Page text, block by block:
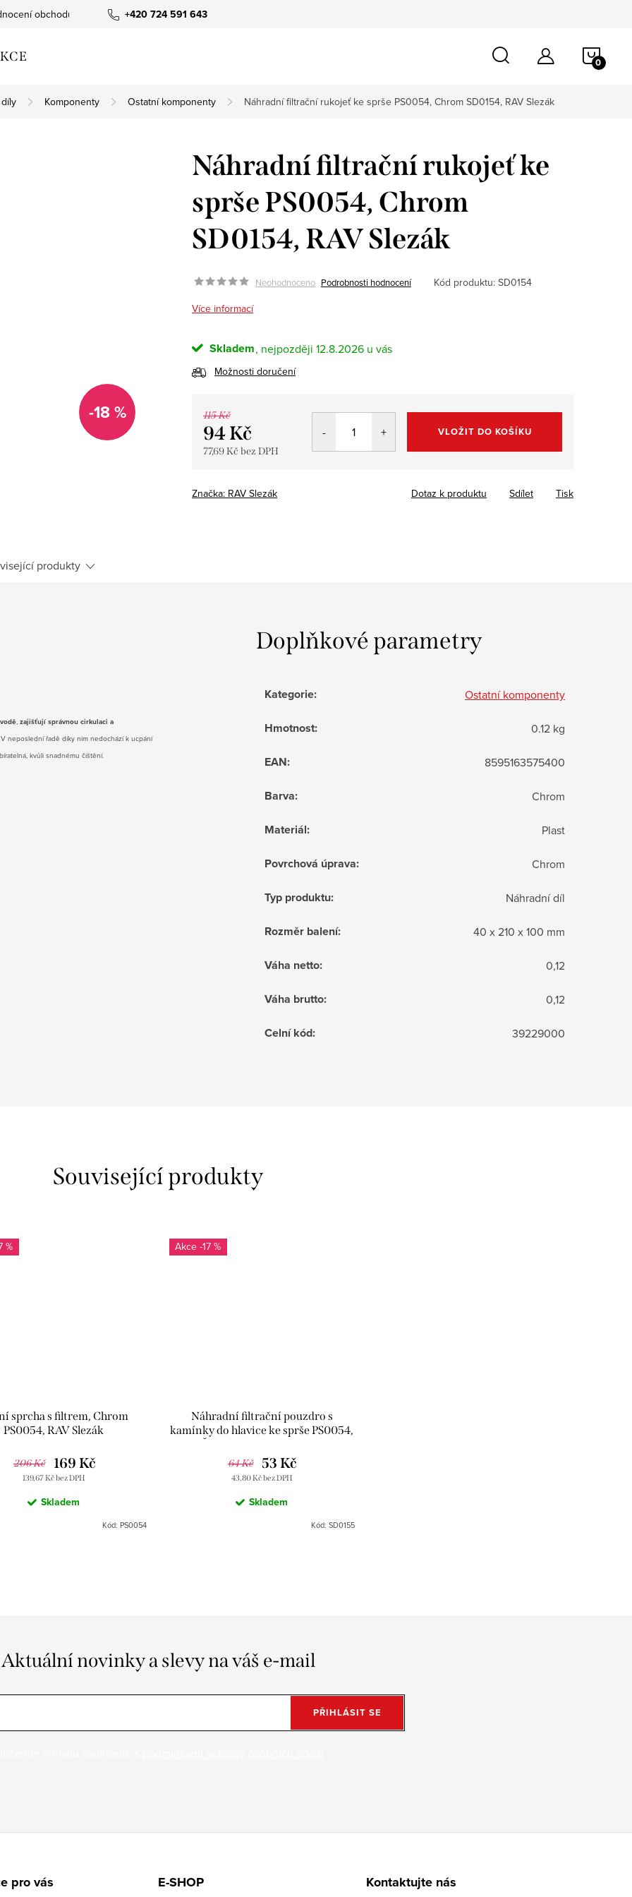
+420 724 591 643
obchodu
Komponenty Ostatní komponenty Náhradní filtrační rukojeť ke sprše PS0054, Chrom SD0154, RAV Slezák
-18 %
Náhradní filtrační rukojeť ke
sprše PS0054, Chrom
SD0154, RAV Slezák
Neohodnoceno Podrobnosti hodnocení Kód produktu: SD0154
Více informací
Skladem 12.8.2026
Možnosti doručení
115 Kč
94 Kč
77,69 Kč bez DPH
VLOŽIT DO KOŠÍKU
Značka: RAV Slezák Tisk
Dotaz k produktu Sdílet
produkty
, zajišťují správnou cirkulaci a
neposlední řadě díky nim nedochází k ucpání
kvůli snadnému čištění.
Doplňkové parametry
Kategorie: Ostatní komponenty
Hmotnost: 0.12 kg
EAN: 8595163575400
Barva: Chrom
Materiál: Plast
Povrchová úprava: Chrom
Typ produktu: Náhradní díl
Rozměr balení: 40 x 210 x 100 mm
Váha netto: 0,12
Váha brutto: 0,12
Celní kód: 39229000
Související produkty
%
sprcha s filtrem, Chrom
PS0054, RAV Slezák
206 Kč
139,67 Kč bez DPH
169 Kč
Skladem
Kód: PS0054
-17 %
Náhradní filtrační pouzdro s
kamínky do hlavice ke sprše PS0054,
64 Kč
43,80 Kč bez DPH
53 Kč
Skladem
Kód: SD0155
Aktuální novinky a slevy na váš e-mail
PŘIHLÁSIT SE
pro vás E-SHOP Kontaktujte nás